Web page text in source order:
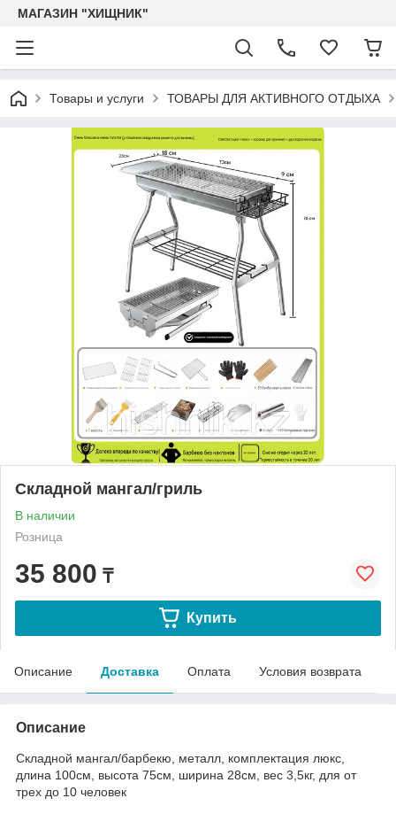
МАГАЗИН "ХИЩНИК"
Товары и услуги ТОВАРЫ ДЛЯ АКТИВНОГО ОТДЫХА
Складной мангал/гриль
В наличии
Розница
35 800 ₸
Купить
Описание Доставка Оплата Условия возврата
Описание
Складной мангал/барбекю, металл, комплектация люкс,
длина 100см, высота 75см, ширина 28см, вес 3,5кг, для от
трех до 10 человек